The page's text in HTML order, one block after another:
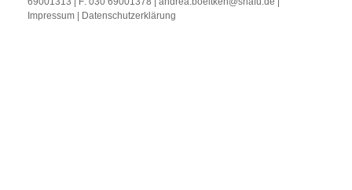
Impressum
Datenschutzerklärung